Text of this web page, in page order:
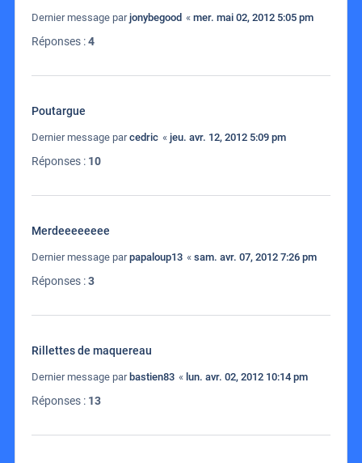
Dernier message parjonybegood « mer. mai 02, 2012 5:05 pm
Réponses :4
Poutargue
Dernier message parcedric « jeu. avr. 12, 2012 5:09 pm
Réponses : 10
Merdeeeeeeee
Dernier message parpapaloup13 « sam. avr. 07, 2012 7:26 pm
Réponses :3
Rillettes de maquereau
Dernier message par bastien83 « lun. avr. 02, 2012 10:14 pm
Réponses : 13